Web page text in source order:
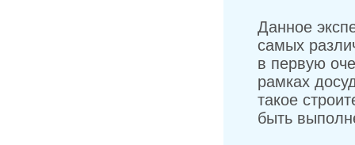
Данное
самых
в первую
рамках
такое
быть